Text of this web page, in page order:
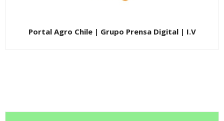
Portal Agro Chile | Grupo Prensa Digital | I.V